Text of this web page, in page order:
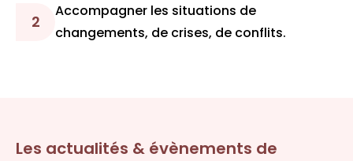
2
Accompagner les situations de
changements, de crises, de conflits.
Les actualités & évènements de